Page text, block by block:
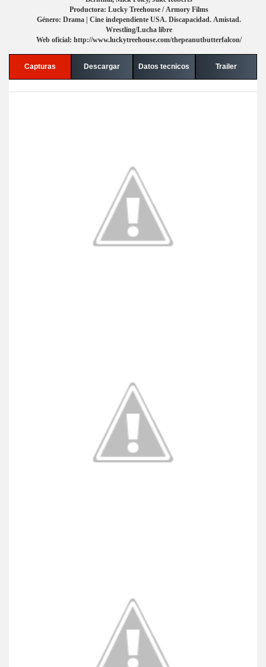
Productora: Lucky Treehouse / Armory Films
Género: Drama | Cine independiente USA. Discapacidad. Amistad.
Wrestling/Lucha libre
Web oficial: http://www.luckytreehouse.com/thepeanutbutterfalcon/
Capturas Descargar Datos tecnicos Trailer